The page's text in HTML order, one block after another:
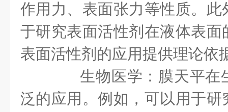
作用力、表面张力等性质。
于研究表面活性剂在液体表
表面活性剂的应用提供理论依
生物医学：膜天平在
泛的应用。例如，可以用于